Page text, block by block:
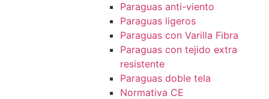
Paraguas anti-viento
Paraguas ligeros
Paraguas con Varilla Fibra
Paraguas con tejido extra
resistente
Paraguas doble tela
Normativa CE